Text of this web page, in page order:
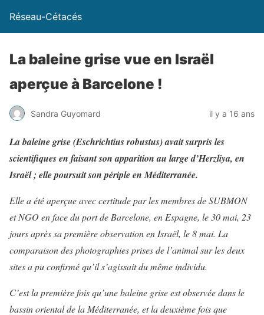
Réseau-Cétacés
La baleine grise vue en Israël
aperçue à Barcelone !
Sandra Guyomard il y a 16 ans
La baleine grise (Eschrichtius robustus) avait surpris les
scientifiques en faisant son apparition au large d’Herzliya, en
Israël ; elle poursuit son périple en Méditerranée.
Elle a été aperçue avec certitude par les membres de SUBMON
et NGO en face du port de Barcelone, en Espagne, le 30 mai, 23
jours après sa première observation en Israël, le 8 mai. La
comparaison des photographies prises de l’animal sur les deux
sites a pu confirmé qu’il s’agissait du même individu.
C’est la première fois qu’une baleine grise est observée dans le
bassin oriental de la Méditerranée, et la deuxième fois que